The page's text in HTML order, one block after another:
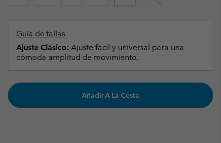
Guía de tallas
Ajuste Clásico: Ajuste fácil y universal para una
cómoda amplitud de movimiento.
Añadir A La Cesta